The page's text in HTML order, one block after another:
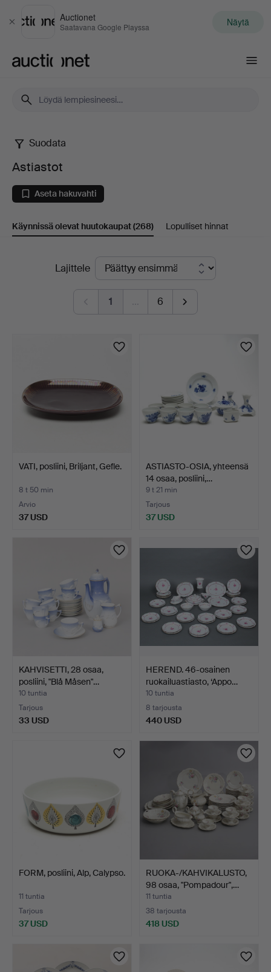
Sulje
Auctionet
Saatavana Google Playssa Näytä
Astiastot
Suodata
Astiastot
Aseta hakuvahti
Käynnissä olevat huutokaupat(268) Lopulliset hinnat
Käynnissä
huutokaupat
Lajittele
1 … 6
VATI, posliini, Briljant, Gefle.
8 t 50 min
Arvio
37 USD
ASTIASTO-OSIA, yhteensä
14 osaa, posliini,…
9 t 21 min
Tarjous
37 USD
KAHVISETTI, 28 osaa,
posliini, "Blå Måsen"…
10 tuntia
Tarjous
33 USD
HEREND. 46-osainen
ruokailuastiasto, ‘Appo…
10 tuntia
8 tarjousta
440 USD
FORM, posliini, Alp, Calypso.
11 tuntia
Tarjous
37 USD
RUOKA-/KAHVIKALUSTO,
98 osaa, "Pompadour",…
11 tuntia
38 tarjousta
418 USD